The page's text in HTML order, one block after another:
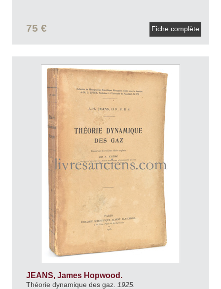
75 € Fiche complète
JEANS, James Hopwood.
Théorie dynamique des gaz. 1925.